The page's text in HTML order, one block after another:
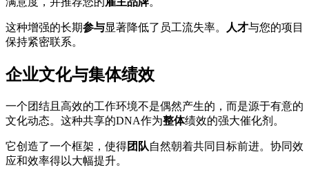
这种增强的长期参与显著降低了员工流失率。 人才与您的项目
保持紧密联系。
企业文化与集体绩效
一个团结且高效的工作环境不是偶然产生的，而是源于有意的
文化动态。这种共享的DNA作为整体绩效的强大催化剂。
它创造了一个框架，使得团队自然朝着共同目标前进。协同效
应和效率得以大幅提升。